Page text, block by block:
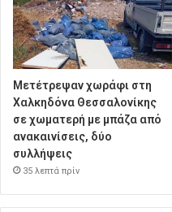
Μετέτρεψαν χωράφι στη
Χαλκηδόνα Θεσσαλονίκης
σε χωματερή με μπάζα από
ανακαινίσεις, δύο
συλλήψεις
35 λεπτά πρίν